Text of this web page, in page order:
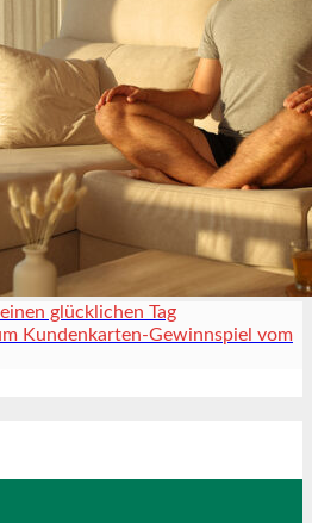
glücklichen Tag
Kundenkarten-Gewinnspiel vom